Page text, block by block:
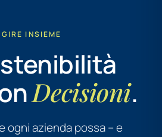
INSIEME
Decisioni.
ogni azienda possa – e